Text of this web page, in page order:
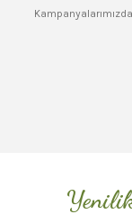
Ürün
Ürün bilgilerinde
Ürün fiyatı diğer